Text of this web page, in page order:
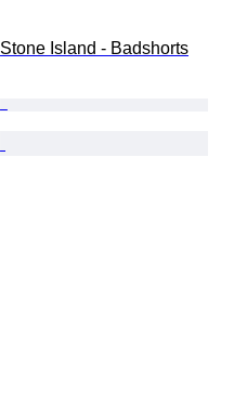
Stone Island - Badshorts